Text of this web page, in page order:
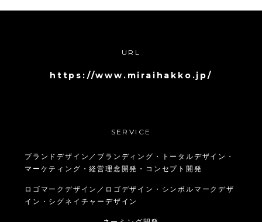
URL
https://www.miraihakko.jp/
SERVICE
ブランドデザイン／ブランディング・トータルデザイン・
マーケティング・経営理念開発・コンセプト開発
ロゴマークデザイン／ロゴデザイン・シンボルマークデザ
イン・シグネイチャーデザイン